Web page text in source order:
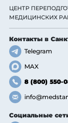
ЦЕНТР
МЕДИЦИНСКИХ
Контакты в
Telegram
MAX
8 (800) 550-
Социальные